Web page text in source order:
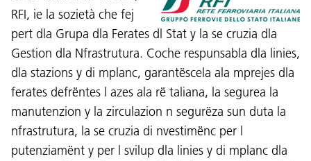
RFI, ie la sozietà che fej
pert dla Grupa dla Ferates dl Stat y la se cruzia dla
Gestion dla Nfrastrutura. Coche respunsabla dla linies,
dla stazions y di mplanc, garantëscela ala mprejes dla
ferates defrëntes l azes ala rë taliana, la segurea la
manutenzion y la zirculazion n segurëza sun duta la
nfrastrutura, la se cruzia di nvestimënc per l
putenziamënt y per l svilup dla linies y di mplanc dla